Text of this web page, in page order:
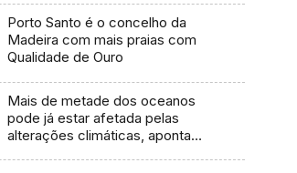
Porto Santo é o concelho da
Madeira com mais praias com
Qualidade de Ouro
Mais de metade dos oceanos
pode já estar afetada pelas
alterações climáticas, aponta